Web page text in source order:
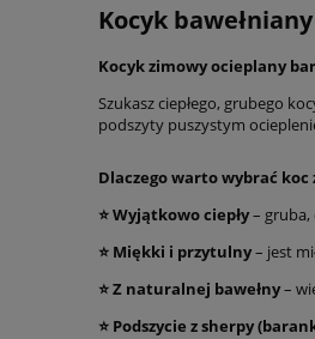
Kocyk
Kocyk zimowy ocieplany
Szukasz ciepłego, grubego
podszyty puszystym
Dlaczego warto wybrać koc
⭐ Wyjątkowo ciepły– gruba,
⭐ Miękki i przytulny– jest
⭐Z naturalnej bawełny–
⭐ Podszycie zsherpy